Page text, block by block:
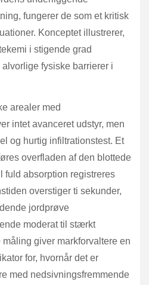
fungerer de som et kritisk
Konceptet illustrerer,
i stigende grad
fysiske barrierer i
arealer med
intet avanceret udstyr, men
og hurtig infiltrationstest. Et
overfladen af den blottede
fuld absorption registreres
overstiger ti sekunder,
jordprøve
moderat til stærkt
giver markforvaltere en
for, hvornår det er
med nedsivningsfremmende